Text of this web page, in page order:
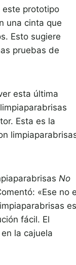
este prototipo
una cinta que
Esto sugiere
pruebas de
esta última
Esta es la
No
«Ese no
es
fácil. El
la cajuela